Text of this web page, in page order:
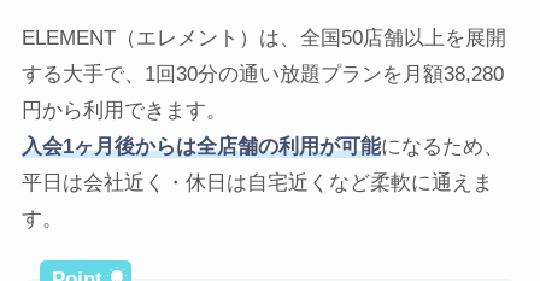
ELEMENT（エレメント）は、全国50店舗以上を展開
する大手で、1回30分の通い放題プランを月額38,280
円から利用できます。
入会1ヶ月後からは全店舗の利用が可能になるため、
平日は会社近く・休日は自宅近くなど柔軟に通えま
す。